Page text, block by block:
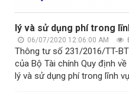
lý và sử dụng phí trong
06/07/2020 12:06:00 AM
Thông tư số 231/2016/TT-
của Bộ Tài chính Quy định
lý và sử dụng phí trong lĩnh